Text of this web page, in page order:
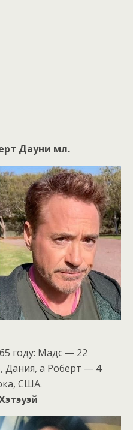
Дауни мл.
году: Мадс — 22
Дания, а Роберт — 4
США.